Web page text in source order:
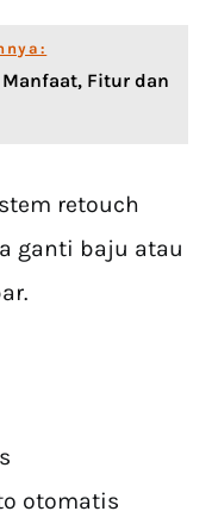
Fitur dan
retouch
ganti baju atau
otomatis